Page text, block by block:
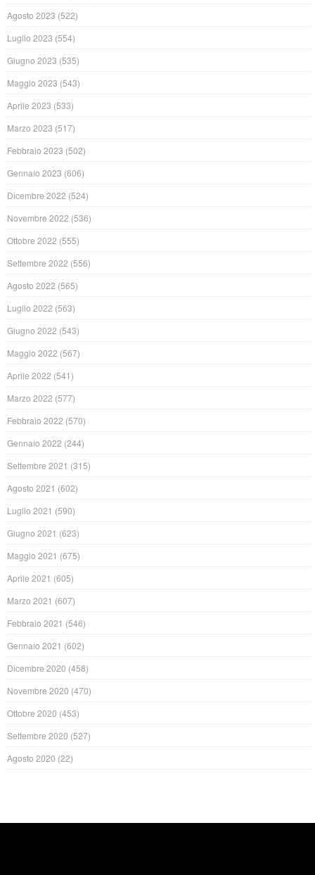
Agosto 2023 (522)
Luglio 2023 (554)
Giugno 2023 (535)
Maggio 2023 (543)
Aprile 2023 (533)
Marzo 2023 (517)
Febbraio 2023 (502)
Gennaio 2023 (606)
Dicembre 2022 (524)
Novembre 2022 (536)
Ottobre 2022 (555)
Settembre 2022 (556)
Agosto 2022 (565)
Luglio 2022 (563)
Giugno 2022 (543)
Maggio 2022 (567)
Aprile 2022 (541)
Marzo 2022 (577)
Febbraio 2022 (570)
Gennaio 2022 (244)
Settembre 2021 (315)
Agosto 2021 (602)
Luglio 2021 (590)
Giugno 2021 (623)
Maggio 2021 (675)
Aprile 2021 (605)
Marzo 2021 (607)
Febbraio 2021 (546)
Gennaio 2021 (602)
Dicembre 2020 (458)
Novembre 2020 (470)
Ottobre 2020 (453)
Settembre 2020 (527)
Agosto 2020 (22)